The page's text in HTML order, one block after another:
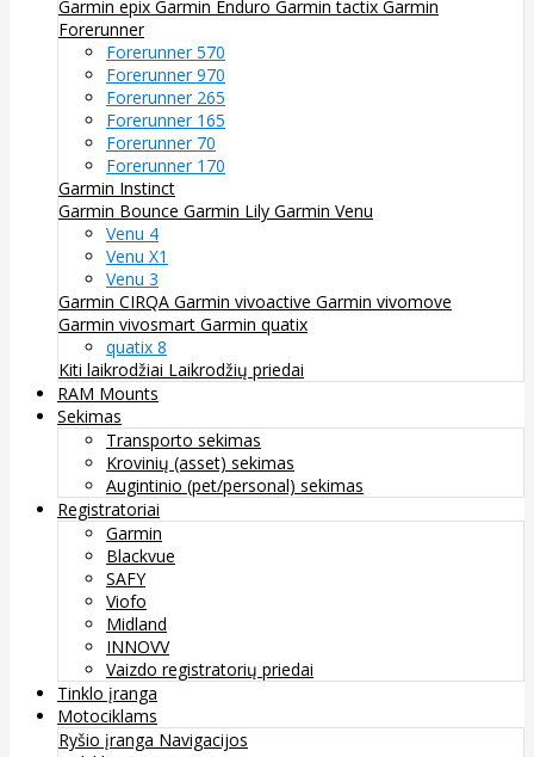
Garmin epix Garmin Enduro Garmin tactix Garmin
Forerunner
Forerunner 570
Forerunner 970
Forerunner 265
Forerunner 165
Forerunner 70
Forerunner 170
Garmin Instinct
Garmin Bounce Garmin Lily Garmin Venu
Venu 4
Venu X1
Venu 3
Garmin CIRQA Garmin vivoactive Garmin vivomove
Garmin vivosmart Garmin quatix
quatix 8
Kiti laikrodžiai Laikrodžių priedai
RAM Mounts
Sekimas
Transporto sekimas
Krovinių (asset) sekimas
Augintinio (pet/personal) sekimas
Registratoriai
Garmin
Blackvue
SAFY
Viofo
Midland
INNOVV
Vaizdo registratorių priedai
Tinklo įranga
Motociklams
Ryšio įranga Navigacijos